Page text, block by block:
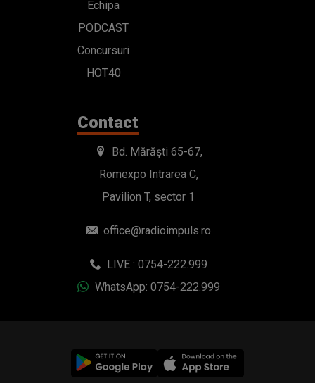
Bd. Mărăști 65-67,
Romexpo Intrarea C,
Pavilion T, sector 1
LIVE : 0754-222.999
WhatsApp: 0754-222.999
© 2019-2026 DOGAN MEDIA INTERNATIONAL SA, Toate
drepturile rezervate.